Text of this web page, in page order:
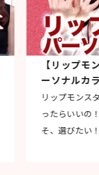
【GU骨格
プ/パーソナ